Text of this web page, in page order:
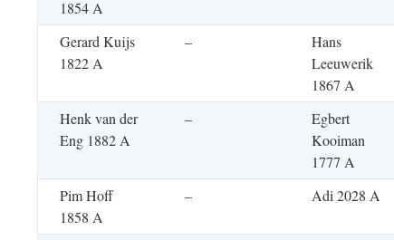
1854 A
Gerard Kuijs
1822 A
–
Hans
Leeuwerik
1867 A
Henk van der
Eng 1882 A
–
Egbert
Kooiman
1777 A
Pim Hoff
1858 A
– Adi 2028 A